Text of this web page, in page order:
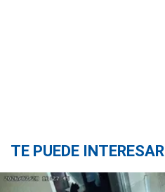
TE PUEDE INTERESAR